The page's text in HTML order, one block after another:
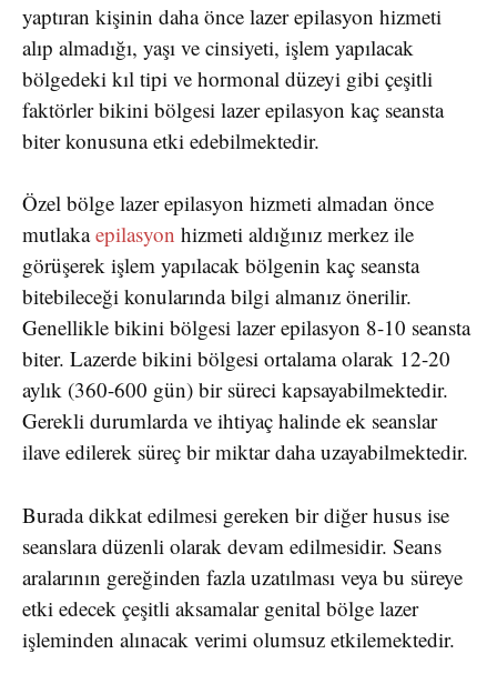
yaptıran kişinin daha önce lazer epilasyon hizmeti
alıp almadığı, yaşı ve cinsiyeti, işlem yapılacak
bölgedeki kıl tipi ve hormonal düzeyi gibi çeşitli
faktörler bikini bölgesi lazer epilasyon kaç seansta
biter konusuna etki edebilmektedir.
Özel bölge lazer epilasyon hizmeti almadan önce
mutlakaepilasyon hizmeti aldığınız merkez ile
görüşerek işlem yapılacak bölgenin kaç seansta
bitebileceği konularında bilgi almanız önerilir.
Genellikle bikini bölgesi lazer epilasyon 8-10 seansta
biter. Lazerde bikini bölgesi ortalama olarak 12-20
aylık (360-600 gün) bir süreci kapsayabilmektedir.
Gerekli durumlarda ve ihtiyaç halinde ek seanslar
ilave edilerek süreç bir miktar daha uzayabilmektedir.
Burada dikkat edilmesi gereken bir diğer husus ise
seanslara düzenli olarak devam edilmesidir. Seans
aralarının gereğinden fazla uzatılması veya bu süreye
etki edecek çeşitli aksamalar genital bölge lazer
işleminden alınacak verimi olumsuz etkilemektedir.